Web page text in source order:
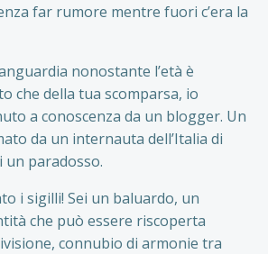
far rumore mentre fuori c’era la
nonostante l’età è
che della tua scomparsa, io
a conoscenza da un blogger. Un
da un internauta dell’Italia di
un paradosso.
i sigilli! Sei un baluardo, un
che può essere riscoperta
connubio di armonie tra